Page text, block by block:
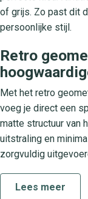
of grijs. Zo past dit
persoonlijke stijl.
Retro
Met het retro
voeg je direct een
matte structuur van
uitstraling en
zorgvuldig
woonkamer,
Lees meer